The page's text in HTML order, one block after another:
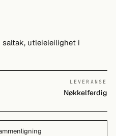
saltak, utleieleilighet i
LEVERANSE
Nøkkelferdig